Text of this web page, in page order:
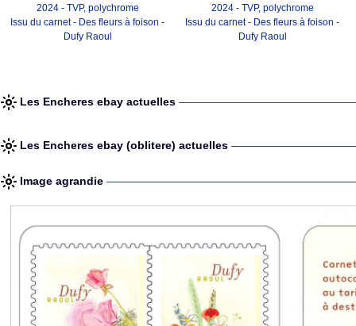
2024 - TVP, polychrome
Issu du carnet - Des fleurs à foison -
Dufy Raoul
2024 - TVP, polychrome
Issu du carnet - Des fleurs à foison -
Dufy Raoul
Les Encheres ebay actuelles
Les Encheres ebay (oblitere) actuelles
Image agrandie